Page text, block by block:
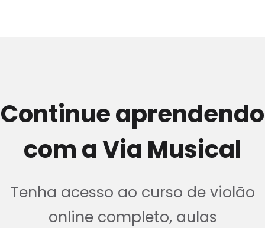
Continue aprendendo
com a Via Musical
Tenha acesso ao curso de violão
online completo, aulas